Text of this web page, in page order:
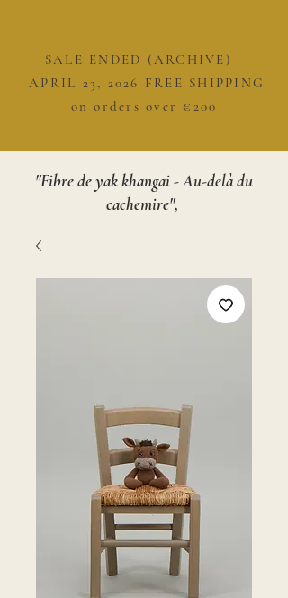
SALE ENDED (ARCHIVE)
APRIL 23, 2026 FREE SHIPPING
on orders over €200
"Fibre de yak khangai - Au-delà du
cachemire",